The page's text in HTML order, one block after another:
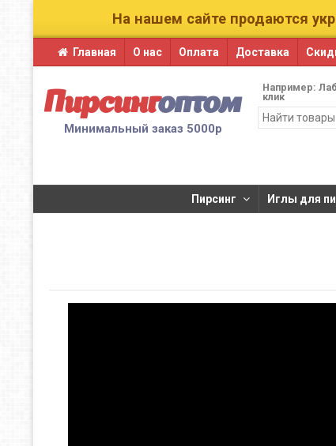
На нашем сайте продаются
Главная О нас Оплата Доставка
Пирсингоптом
Минимальный заказ 5000р
Например:
клик
Пирсинг ​Иглы для